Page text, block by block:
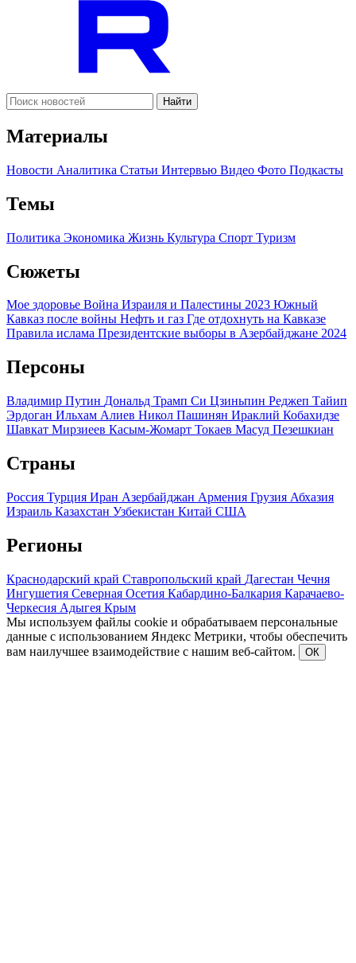
Найти
Материалы
Новости Аналитика Статьи Интервью Видео Фото Подкасты
Темы
Политика Экономика Жизнь Культура Спорт Туризм
Сюжеты
Мое здоровье Война Израиля и Палестины 2023 Южный
Кавказ после войны Нефть и газ Где отдохнуть на Кавказе
Правила ислама Президентские выборы в Азербайджане 2024
Персоны
Владимир Путин Дональд Трамп Си Цзиньпин Реджеп Тайип
Эрдоган Ильхам Алиев Никол Пашинян Ираклий Кобахидзе
Шавкат Мирзиеев Касым-Жомарт Токаев Масуд Пезешкиан
Страны
Россия Турция Иран Азербайджан Армения Грузия Абхазия
Израиль Казахстан Узбекистан Китай США
Регионы
Краснодарский край Ставропольский край Дагестан Чечня
Ингушетия Северная Осетия Кабардино-Балкария Карачаево-
Черкесия Адыгея Крым
Мы используем файлы cookie и обрабатываем персональные
данные с использованием Яндекс Метрики, чтобы обеспечить
вам наилучшее взаимодействие с нашим веб-сайтом.
ОК